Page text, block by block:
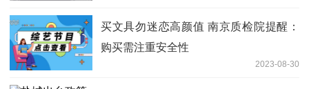
买文具勿迷恋高颜值 南京质检院提醒：
购买需注重安全性
2023-08-30